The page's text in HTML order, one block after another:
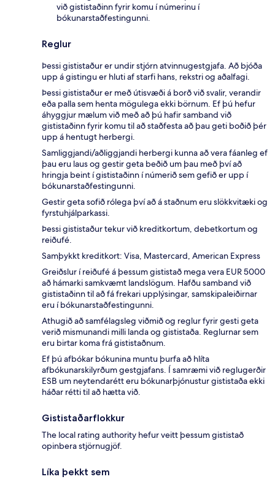
við gististaðinn fyrir komu í númerinu í
bókunarstaðfestingunni.
Reglur
Þessi gististaður er undir stjórn atvinnugestgjafa. Að bjóða
upp á gistingu er hluti af starfi hans, rekstri og aðalfagi.
Þessi gististaður er með útisvæði á borð við svalir, verandir
eða palla sem henta mögulega ekki börnum. Ef þú hefur
áhyggjur mælum við með að þú hafir samband við
gististaðinn fyrir komu til að staðfesta að þau geti boðið þér
upp á hentugt herbergi.
Samliggjandi/aðliggjandi herbergi kunna að vera fáanleg ef
þau eru laus og gestir geta beðið um þau með því að
hringja beint í gististaðinn í númerið sem gefið er upp í
bókunarstaðfestingunni.
Gestir geta sofið rólega því að á staðnum eru slökkvitæki og
fyrstuhjálparkassi.
Þessi gististaður tekur við kreditkortum, debetkortum og
reiðufé.
Samþykkt kreditkort: Visa, Mastercard, American Express
Greiðslur í reiðufé á þessum gististað mega vera EUR 5000
að hámarki samkvæmt landslögum. Hafðu samband við
gististaðinn til að fá frekari upplýsingar, samskipaleiðirnar
eru í bókunarstaðfestingunni.
Athugið að samfélagsleg viðmið og reglur fyrir gesti geta
verið mismunandi milli landa og gististaða. Reglurnar sem
eru birtar koma frá gististaðnum.
Ef þú afbókar bókunina muntu þurfa að hlíta
afbókunarskilyrðum gestgjafans. Í samræmi við reglugerðir
ESB um neytendarétt eru bókunarþjónustur gististaða ekki
háðar rétti til að hætta við.
Gististaðarflokkur
The local rating authority hefur veitt þessum gististað
opinbera stjörnugjöf.
Líka þekkt sem